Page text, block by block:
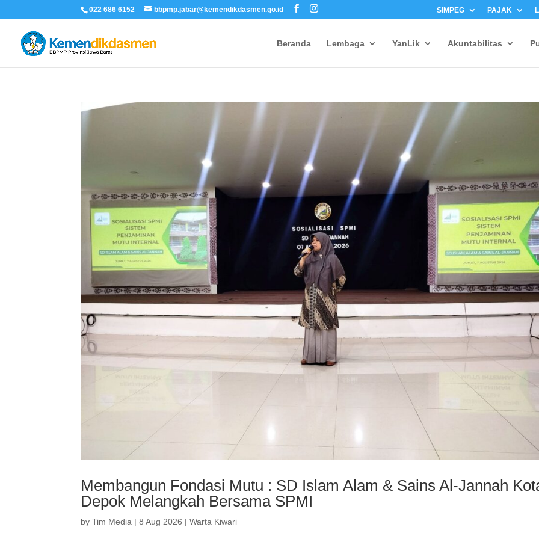
022 686 6152 bbpmp.jabar@kemendikdasmen.go.id SIMPEG PAJAK
Beranda Lembaga YanLik Akuntabilitas
Membangun Fondasi Mutu : SD Islam Alam & Sains Al-Jannah
Depok Melangkah Bersama SPMI
byTim Media |8 Aug 2026 |Warta Kiwari